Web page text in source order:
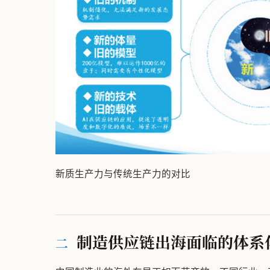
新质生产力与传统生产力的对比
二 制造供应链出海面临的体系